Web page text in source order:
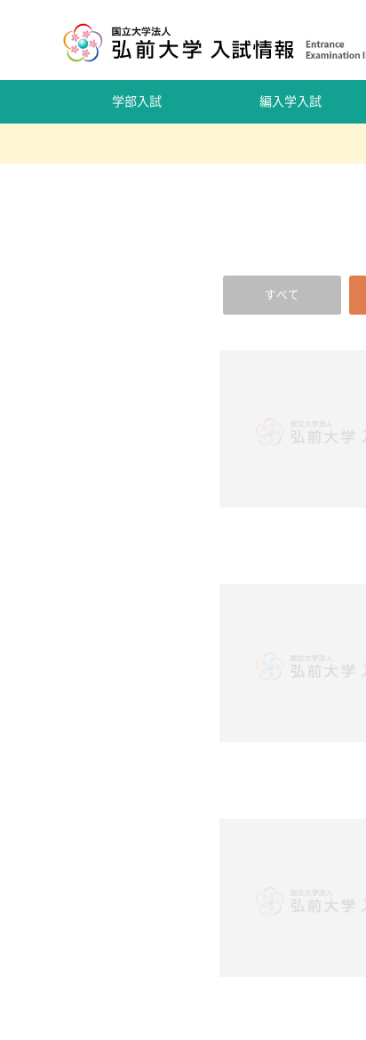
学部入試 編入学入試
すべて